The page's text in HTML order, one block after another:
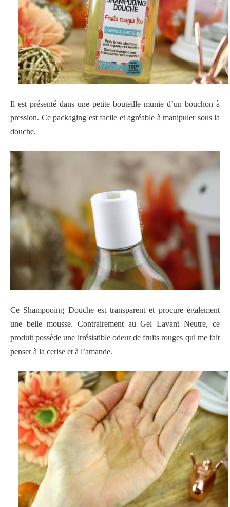
Il est présenté dans une petite bouteille munie d’un bouchon à
pression. Ce packaging est facile et agréable à manipuler sous la
douche.
Ce Shampooing Douche est transparent et procure également
une belle mousse. Contrairement au Gel Lavant Neutre, ce
produit possède une irrésistible odeur de fruits rouges qui me fait
penser à la cerise et à l’amande.